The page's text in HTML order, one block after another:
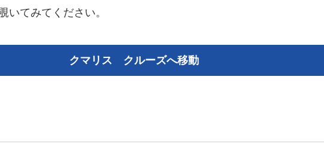
いてみてください。
クマリス クルーズへ移動